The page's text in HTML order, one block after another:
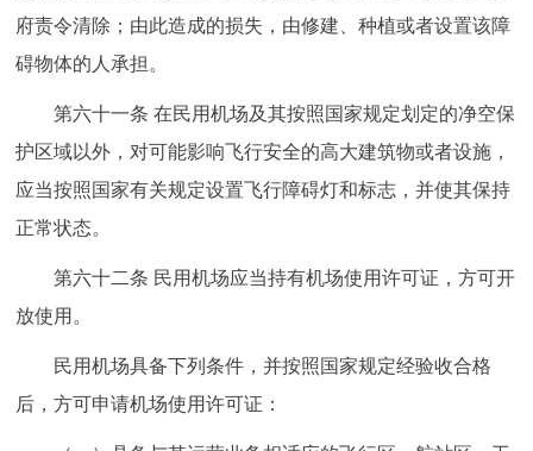
府责令清除；由此造成的损失，由修建、种植或者设置该障
碍物体的人承担。
第六十一条 在民用机场及其按照国家规定划定的净空保
护区域以外，对可能影响飞行安全的高大建筑物或者设施，
应当按照国家有关规定设置飞行障碍灯和标志，并使其保持
正常状态。
第六十二条 民用机场应当持有机场使用许可证，方可开
放使用。
民用机场具备下列条件，并按照国家规定经验收合格
后，方可申请机场使用许可证：